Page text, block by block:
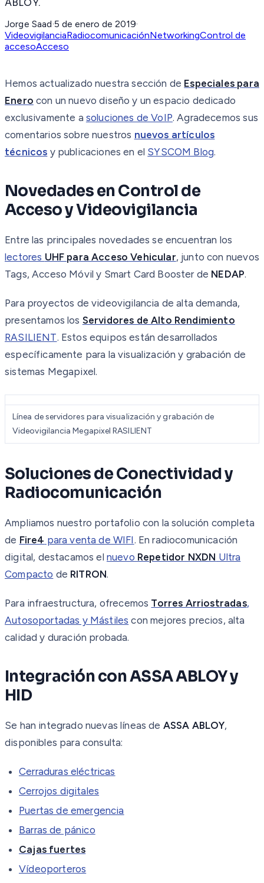
ABLOY.
Jorge Saad·5 de enero de 2019·
VideovigilanciaRadiocomunicaciónNetworkingControl de
accesoAcceso
Hemos actualizado nuestra sección de Especiales para
Enero con un nuevo diseño y un espacio dedicado
exclusivamente a soluciones de VoIP. Agradecemos sus
comentarios sobre nuestros nuevos artículos
técnicos y publicaciones en el SYSCOM Blog.
Novedades en Control de
Acceso y Videovigilancia
Entre las principales novedades se encuentran los
lectores UHF para Acceso Vehicular, junto con nuevos
Tags, Acceso Móvil y Smart Card Booster de NEDAP.
Para proyectos de videovigilancia de alta demanda,
presentamos los Servidores de Alto Rendimiento
RASILIENT. Estos equipos están desarrollados
específicamente para la visualización y grabación de
sistemas Megapixel.
Línea de servidores para visualización y grabación de
Videovigilancia Megapixel RASILIENT
Soluciones de Conectividad y
Radiocomunicación
Ampliamos nuestro portafolio con la solución completa
de Fire4 para venta de WIFI. En radiocomunicación
digital, destacamos el nuevo Repetidor NXDN Ultra
Compacto de RITRON.
Para infraestructura, ofrecemos Torres Arriostradas,
Autosoportadas y Mástiles con mejores precios, alta
calidad y duración probada.
Integración con ASSA ABLOY y
HID
Se han integrado nuevas líneas de ASSA ABLOY,
disponibles para consulta:
Cerraduras eléctricas
Cerrojos digitales
Puertas de emergencia
Barras de pánico
Cajas fuertes
Vídeoporteros